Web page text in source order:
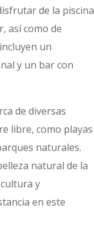
de la piscina
así como de
un
y un bar con
de diversas
libre, como playas
naturales.
natural de la
y
en este